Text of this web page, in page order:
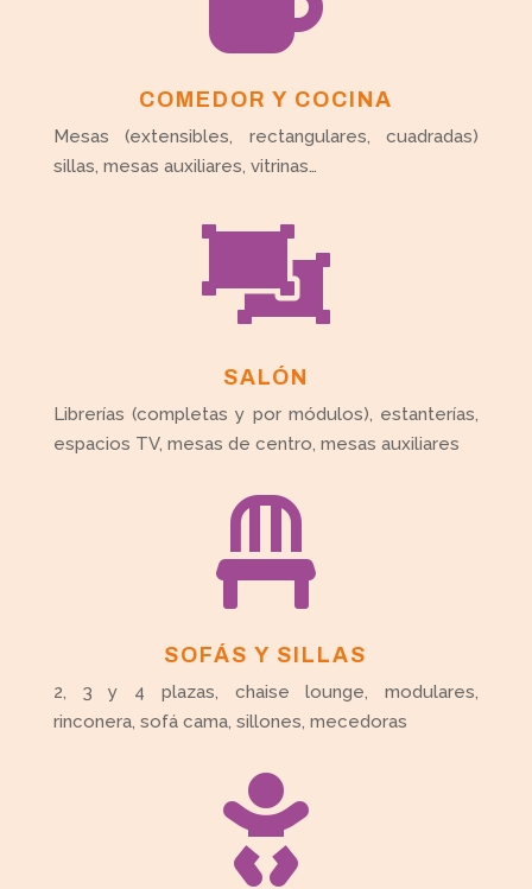
COMEDOR Y COCINA
Mesas (extensibles, rectangulares, cuadradas)
sillas, mesas auxiliares, vitrinas…

SALÓN
Librerías (completas y por módulos), estanterías,
espacios TV, mesas de centro, mesas auxiliares

SOFÁS Y SILLAS
2, 3 y 4 plazas, chaise lounge, modulares,
rinconera, sofá cama, sillones, mecedoras
